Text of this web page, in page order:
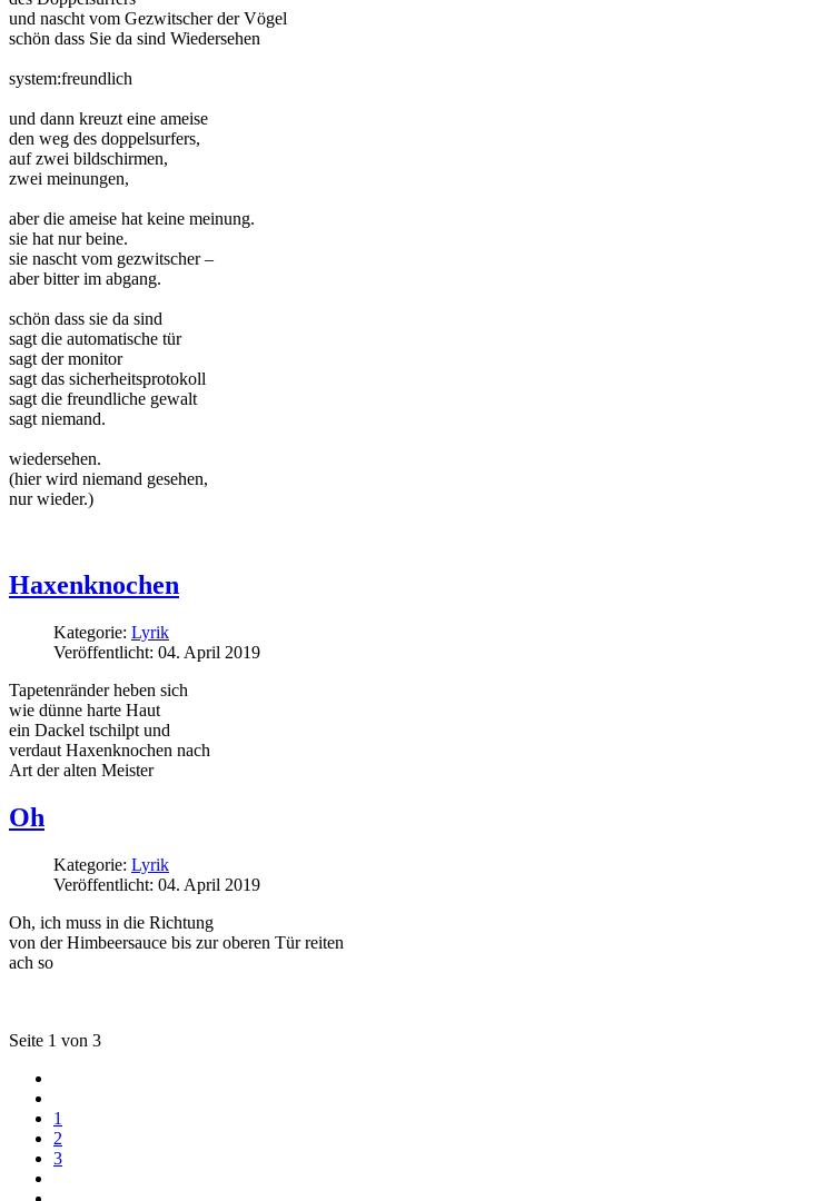
und nascht vom Gezwitscher der Vögel
schön dass Sie da sind Wiedersehen
system:freundlich
und dann kreuzt eine ameise
den weg des doppelsurfers,
auf zwei bildschirmen,
zwei meinungen,
aber die ameise hat keine meinung.
sie hat nur beine.
sie nascht vom gezwitscher –
aber bitter im abgang.
schön dass sie da sind
sagt die automatische tür
sagt der monitor
sagt das sicherheitsprotokoll
sagt die freundliche gewalt
sagt niemand.
wiedersehen.
(hier wird niemand gesehen,
nur wieder.)
Haxenknochen
Kategorie: Lyrik
Veröffentlicht: 04. April 2019
Tapetenränder heben sich
wie dünne harte Haut
ein Dackel tschilpt und
verdaut Haxenknochen nach
Art der alten Meister
Oh
Kategorie: Lyrik
Veröffentlicht: 04. April 2019
Oh, ich muss in die Richtung
von der Himbeersauce bis zur oberen Tür reiten
ach so
Seite 1 von 3
1
2
3